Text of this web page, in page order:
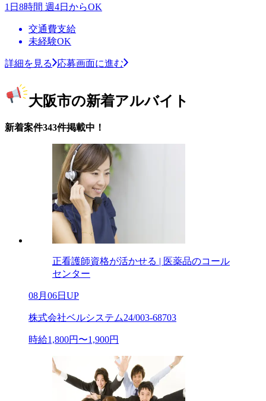
1日8時間 週4日からOK
交通費支給
未経験OK
詳細を見る 応募画面に進む
大阪市の新着アルバイト
新着案件343件掲載中！
正看護師資格が活かせる | 医薬品のコール
センター
08月06日UP
株式会社ベルシステム24/003-68703
時給1,800円〜1,900円